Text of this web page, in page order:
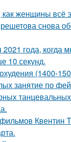
женщины всё
снова
года, когда
10 секунд.
(1400-
занятие по